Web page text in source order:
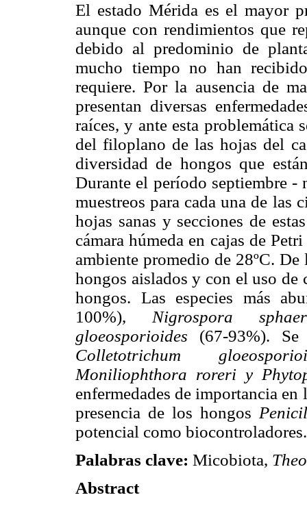
El estado Mérida es el mayor
aunque con rendimientos que
debido al predominio de
mucho tiempo no han
requiere. Por la ausencia de
presentan diversas
raíces, y ante esta
del filoplano de las hojas del
diversidad de hongos que
Durante el período septiembre -
muestreos para cada una de las
hojas sanas y secciones de
cámara húmeda en cajas de
ambiente promedio de 28ºC.
hongos aislados y con el uso
hongos. Las especies más
100%), Nigrospora
gloeosporioides (67-93%).
Colletotrichum
Moniliophthora roreri y
enfermedades de importancia
presencia de los hongos
potencial como biocontroladores.
Palabras clave: Micobiota,
Abstract